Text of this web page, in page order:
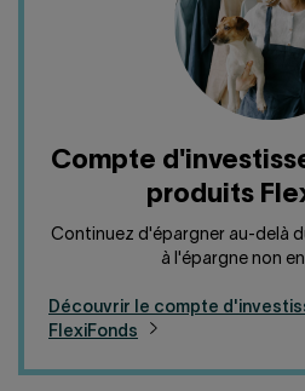
Compte
produits
Continuez d'épargner au-delà
à l'épargne non
Découvrir le compte
FlexiFonds